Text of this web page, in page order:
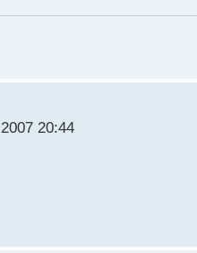
20:44